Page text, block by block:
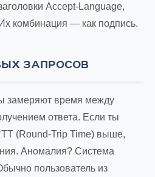
Accept-Language,
комбинация — как подпись.
ЗАПРОСОВ
замеряют время между
ответа. Если ты
(Round-Trip Time) выше,
Аномалия? Система
пользователь из